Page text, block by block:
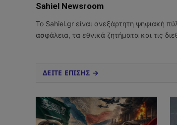
Sahiel Newsroom
Το Sahiel.gr είναι ανεξάρτητη ψηφιακή
ασφάλεια, τα εθνικά ζητήματα και τις
ΔΕΙΤΕ ΕΠΙΣΗΣ →